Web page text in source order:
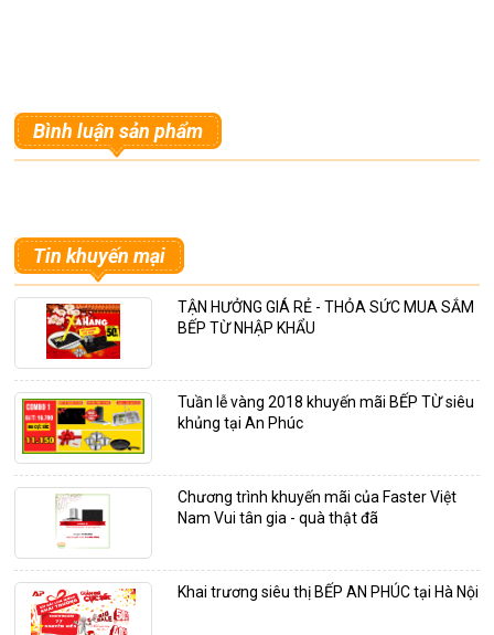
Bình luận sản phẩm
Tin khuyến mại
TẬN HƯỞNG GIÁ RẺ - THỎA SỨC MUA SẮM
BẾP TỪ NHẬP KHẨU
Tuần lễ vàng 2018 khuyến mãi BẾP TỪ siêu
khủng tại An Phúc
Chương trình khuyến mãi của Faster Việt
Nam Vui tân gia - quà thật đã
Khai trương siêu thị BẾP AN PHÚC tại Hà Nội